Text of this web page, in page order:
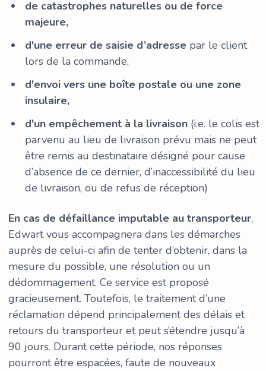
de catastrophes naturelles ou de force
majeure,
d'une erreur de saisie d’adresse par le client
lors de la commande,
d'envoi vers une boîte postale ou une zone
insulaire,
d'un empêchement à la livraison (i.e. le colis est
parvenu au lieu de livraison prévu mais ne peut
être remis au destinataire désigné pour cause
d’absence de ce dernier, d’inaccessibilité du lieu
de livraison, ou de refus de réception)
En cas de défaillance imputable au transporteur,
Edwart vous accompagnera dans les démarches
auprès de celui-ci afin de tenter d’obtenir, dans la
mesure du possible, une résolution ou un
dédommagement. Ce service est proposé
gracieusement. Toutefois, le traitement d’une
réclamation dépend principalement des délais et
retours du transporteur et peut s’étendre jusqu’à
90 jours. Durant cette période, nos réponses
pourront être espacées, faute de nouveaux